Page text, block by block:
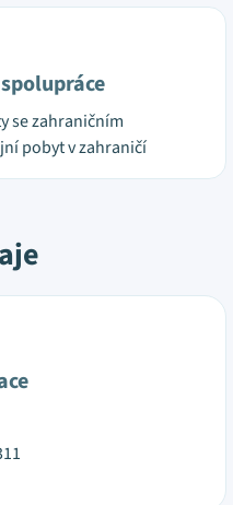
se zahraničním
pobyt v zahraničí